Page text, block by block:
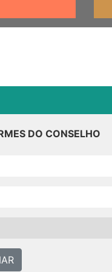
DO CONSELHO